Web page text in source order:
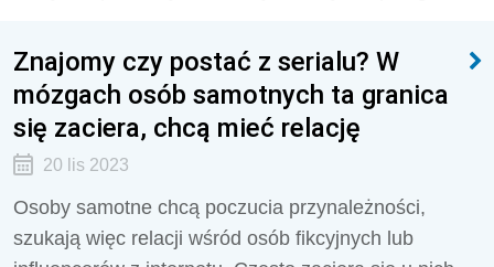
Znajomy czy postać z serialu? W
mózgach osób samotnych ta granica
się zaciera, chcą mieć relację
20 lis 2023
Osoby samotne chcą poczucia przynależności,
szukają więc relacji wśród osób fikcyjnych lub